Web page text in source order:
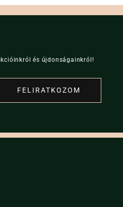
was:
13960 Ft.
is:
10470 Ft.
és újdonságainkról!
FELIRATKOZOM